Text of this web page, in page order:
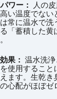
ワー：
人の
い温度でない
常に温水で洗
「蓄積した黄
果： 温水洗
使用すること
ます。生乾き
心配がほぼゼ